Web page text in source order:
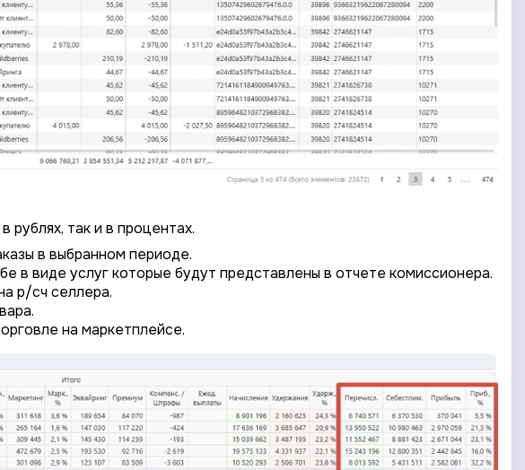
так и в процентах.
в выбранном периоде.
в виде услуг которые будут представлены в отчете комиссионера.
р/сч селлера.
на маркетплейсе.
1/4
2/4
3/4
4/4